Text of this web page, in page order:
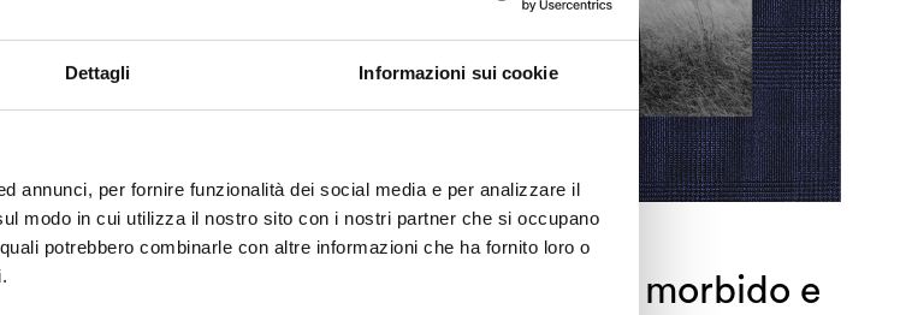
Dettagli Informazioni sui cookie
annunci, per fornire funzionalità dei social media e per analizzare il
modo in cui utilizza il nostro sito con i nostri partner che si occupano
potrebbero combinarle con altre informazioni che ha fornito loro o
si entra in un luogo digitale morbido e